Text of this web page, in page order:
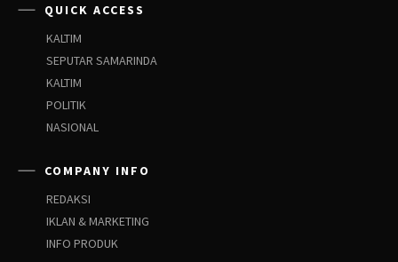
QUICK ACCESS
KALTIM
SEPUTAR SAMARINDA
KALTIM
POLITIK
NASIONAL
COMPANY INFO
REDAKSI
IKLAN & MARKETING
INFO PRODUK